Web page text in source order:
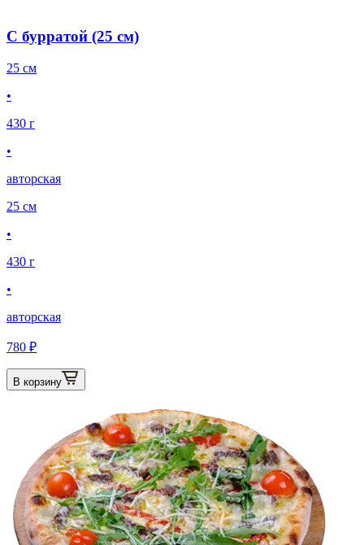
С бурратой (25 см)
25 см
•
430 г
•
авторская
25 см
•
430 г
•
авторская
780 ₽
В корзину